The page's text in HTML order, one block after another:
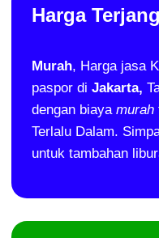
Harga
Murah, Harga jasa
paspor di Jakarta,
dengan biaya murah
Terlalu Dalam.
untuk tambahan